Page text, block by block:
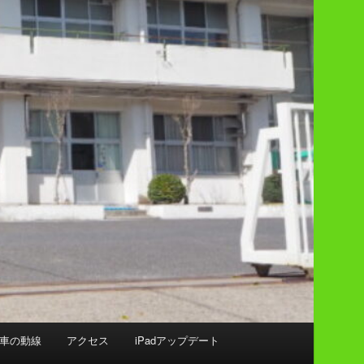
の動線 アクセス iPadアップデート